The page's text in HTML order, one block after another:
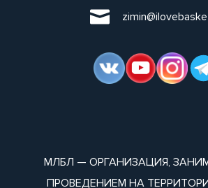
МЛБЛ — ОРГАНИЗАЦИЯ,
ПРОВЕДЕНИЕМ НА